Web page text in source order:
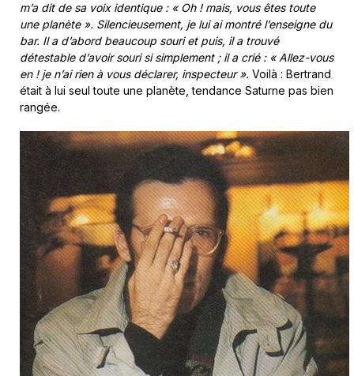
m’a dit de sa voix identique : « Oh ! mais, vous êtes toute
une planète ». Silencieusement, je lui ai montré l’enseigne du
bar. Il a d’abord beaucoup souri et puis, il a trouvé
détestable d’avoir souri si simplement ; il a crié : « Allez-vous
en ! je n’ai rien à vous déclarer, inspecteur ». Voilà : Bertrand
était à lui seul toute une planète, tendance Saturne pas bien
rangée.